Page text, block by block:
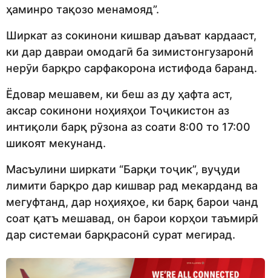
ҳаминро тақозо менамояд”.
Ширкат аз сокинони кишвар даъват кардааст,
ки дар давраи омодагӣ ба зимистонгузаронӣ
нерӯи барқро сарфакорона истифода баранд.
Ёдовар мешавем, ки беш аз ду ҳафта аст,
аксар сокинони ноҳияҳои Тоҷикистон аз
интиқоли барқ рӯзона аз соати 8:00 то 17:00
шикоят мекунанд.
Масъулини ширкати “Барқи тоҷик”, вуҷуди
лимити барқро дар кишвар рад мекарданд ва
мегуфтанд, дар ноҳияҳое, ки барқ барои чанд
соат қатъ мешавад, он барои корҳои таъмирӣ
дар системаи барқрасонӣ сурат мегирад.